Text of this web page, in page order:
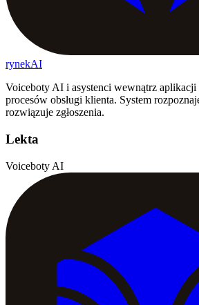
rynekAI
Voiceboty AI i asystenci wewnątrz aplikacji
procesów obsługi klienta. System
rozwiązuje zgłoszenia.
Lekta
Voiceboty AI